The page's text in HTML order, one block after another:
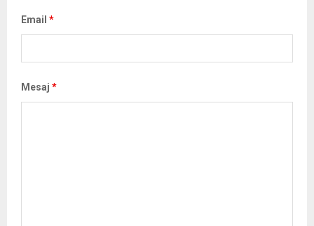
Email *
Mesaj *